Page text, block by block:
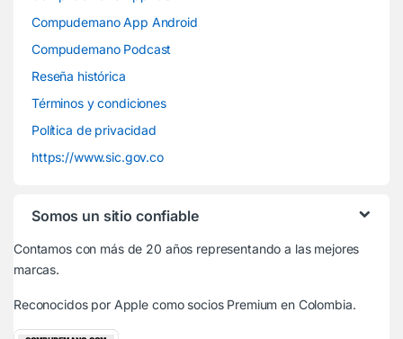
Compudemano App Android
Compudemano Podcast
Reseña histórica
Términos y condiciones
Política de privacidad
https://www.sic.gov.co
Somos un sitio confiable
Contamos con más de 20 años representando a las mejores
marcas.
Reconocidos por Apple como socios Premium en Colombia.